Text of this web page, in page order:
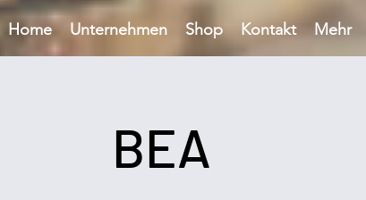
Home Unternehmen Shop Kontakt Mehr
BEA